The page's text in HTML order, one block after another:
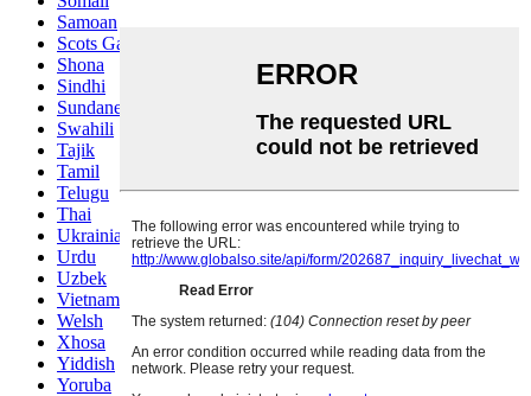
Samoan
Scots Gaelic
Shona
Sindhi
Sundanese
Swahili
Tajik
Tamil
Telugu
Thai
Ukrainian
Urdu
Uzbek
Vietnamese
Welsh
Xhosa
Yiddish
Yoruba